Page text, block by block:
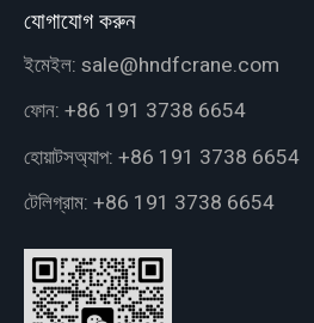
যোগাযোগ করুন
ইমেইল: sale@hndfcrane.com
ফোন: +86 191 3738 6654
হোয়াটসঅ্যাপ: +86 191 3738 6654
টেলিগ্রাম: +86 191 3738 6654